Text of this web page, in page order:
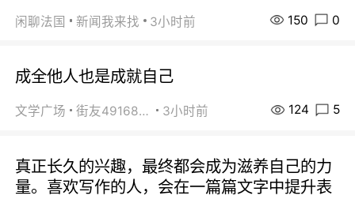
闲聊法国 新闻我来找 3小时前 150 0
成全他人也是成就自己
文学广场 街友49168527 3小时前 124 5
真正长久的兴趣，最终都会成为滋养自己的力
量。喜欢写作的人，会在一篇篇文字中提升表